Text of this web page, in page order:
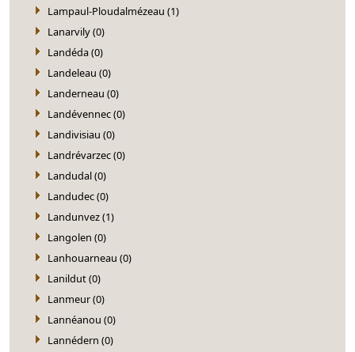
Lampaul-Ploudalmézeau (1)
Lanarvily (0)
Landéda (0)
Landeleau (0)
Landerneau (0)
Landévennec (0)
Landivisiau (0)
Landrévarzec (0)
Landudal (0)
Landudec (0)
Landunvez (1)
Langolen (0)
Lanhouarneau (0)
Lanildut (0)
Lanmeur (0)
Lannéanou (0)
Lannédern (0)